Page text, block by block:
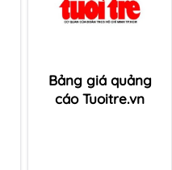
Bảng giá quảng
cáo Tuoitre.vn